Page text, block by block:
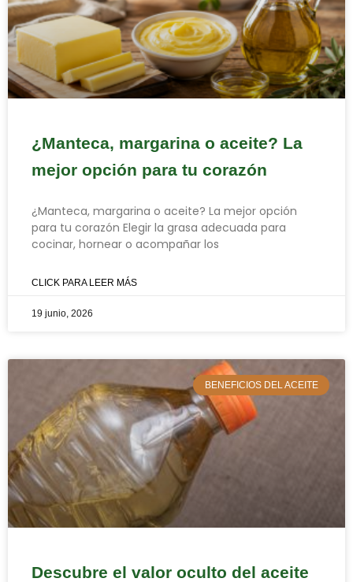
¿Manteca, margarina o aceite? La
mejor opción para tu corazón
¿Manteca, margarina o aceite? La mejor opción
para tu corazón Elegir la grasa adecuada para
cocinar, hornear o acompañar los
CLICK PARA LEER MÁS
19 junio, 2026
BENEFICIOS DEL ACEITE
Descubre el valor oculto del aceite